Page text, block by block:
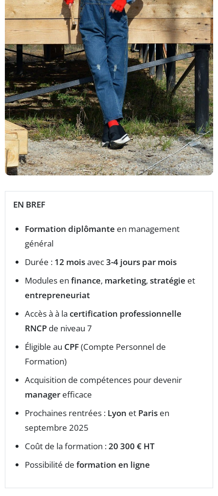
EN BREF
Formation diplômante en management
général
Durée : 12 moisavec3-4 jours par mois
Modules en finance, marketing, stratégie et
entrepreneuriat
Accès à à la certification professionnelle
RNCP de niveau 7
Éligible au CPF(Compte Personnel de
Formation)
Acquisition de compétences pour devenir
manager efficace
Prochaines rentrées : Lyon et Paris en
septembre 2025
Coût de la formation :20 300 € HT
Possibilité de formation en ligne